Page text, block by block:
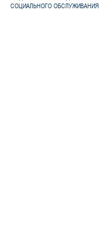
СОЦИАЛЬНОГО ОБСЛУЖИВАНИЯ